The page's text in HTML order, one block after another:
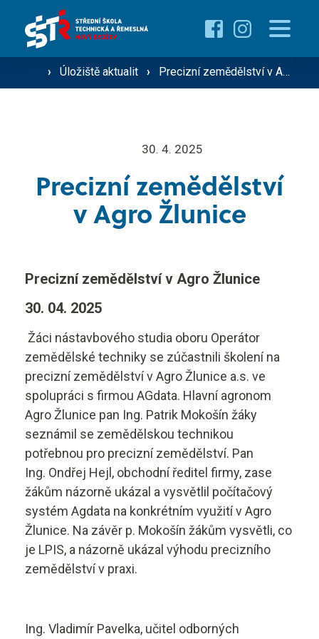
Pro uchazeče
Proč studovat u nás ›
Technik silniční dopravy
Mechanik zemědělské techniky
Řidič nákladní a osobní dopravy
Diagnostik motorových vozidel
Elektrotechnik
Automechanik
Řezník - uzenář
Kuchař - číšník
Cukrář
Dopravní a letecký technik
Dopravní technik
Pro žáky
Vzdělávání dospělých
Gastro ›
Technické obory ›
Ubytování ›
Základní informace
Školící středisko
Rady a informace
Studijní materiály
Ceník
Kontakty autoškoly
Kontakty
vyhledávání
Bakaláři
Microsoft 365
› Úložiště aktualit › Precizní zemědělství v Agro Žlunice
30. 4. 2025
Precizní zemědělství
v Agro Žlunice
Precizní zemědělství v Agro Žlunice
30. 04. 2025
Žáci nástavbového studia oboru Operátor
zemědělské techniky se zúčastnili školení na
precizní zemědělství v Agro Žlunice a.s. ve
spolupráci s firmou AGdata. Hlavní agronom
Agro Žlunice pan Ing. Patrik Mokošín žáky
seznámil se zemědělskou technikou
potřebnou pro precizní zemědělství. Pan
Ing. Ondřej Hejl, obchodní ředitel firmy, zase
žákům názorně ukázal a vysvětlil počítačový
systém Agdata na konkrétním využití v Agro
Žlunice. Na závěr p. Mokošín žákům vysvětli, co
je LPIS, a názorně ukázal výhodu precizního
zemědělství v praxi.
Ing. Vladimír Pavelka, učitel odborných